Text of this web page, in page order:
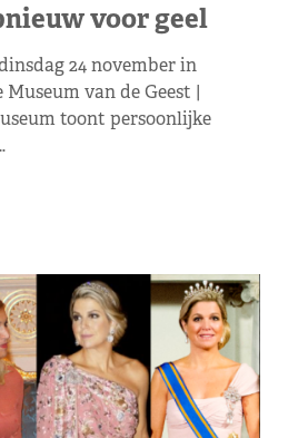
voor geel
24 november in
van de Geest |
toont persoonlijke